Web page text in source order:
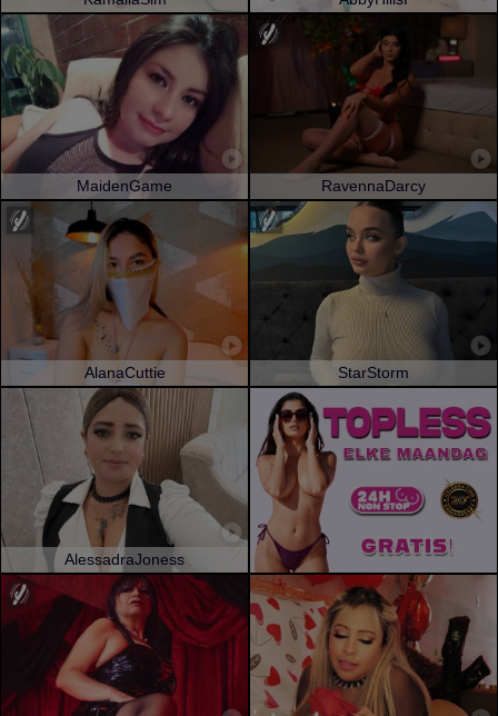
MaidenGame RavennaDarcy
AlanaCuttie StarStorm
AlessadraJoness